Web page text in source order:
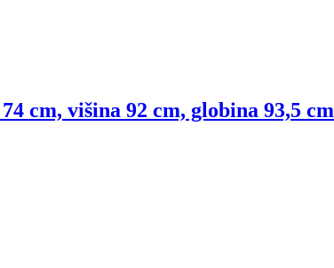
cm, višina 92 cm, globina 93,5 cm